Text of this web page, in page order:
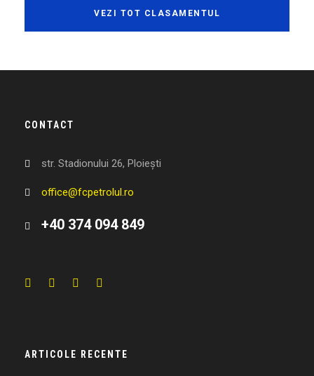
VEZI TOT CLASAMENTUL
CONTACT
str. Stadionului 26, Ploiești
office@fcpetrolul.ro
+40 374 094 849
ARTICOLE RECENTE